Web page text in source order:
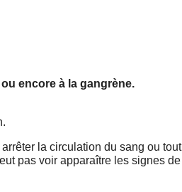
encore à la gangrène.
la circulation du sang ou tout
pas voir apparaître les signes de